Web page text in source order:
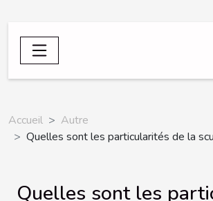
Accueil
Autre
Quelles sont les particularités de la
Quelles sont les